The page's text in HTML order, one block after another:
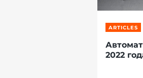
ARTICLES
2022